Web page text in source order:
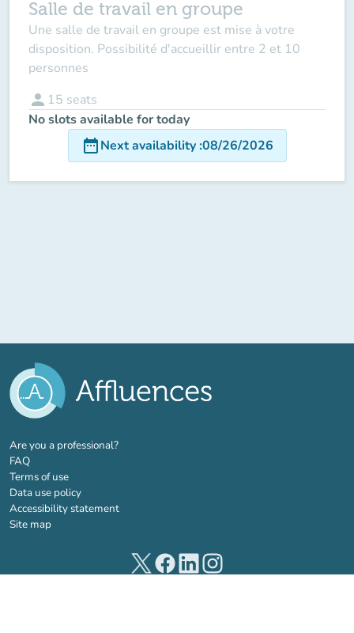
Salle de travail en groupe
Une salle de travail en groupe est mise à votre
disposition. Possibilité d'accueillir entre 2 et 10
personnes
person 15 seats
No slots available for today
date_rangeNext availability:08/26/2026
Are you a professional?(new tab)
FAQ
Terms of use
Data use policy
Accessibility statement
Site map
(new tab)(new tab)(new tab)